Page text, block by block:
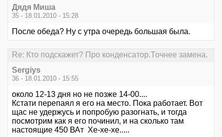
Дядя Миша
35 - 18.01.2010 - 15:28
После обеда? Ну с утра очередь большая была.
Re: Кто подскажет? Про конденсатор.Точнее замена.
Sergiys
36 - 18.01.2010 - 15:55
около 12-13 дня но не позже 14-00....
Кстати перепаял я его на место. Пока работает. Вот
щас не удержусь и попробую разогнать, и тогда
посмотрим как я его починил, и на сколько там
настоящие 450 ВАт Хе-хе-хе.....